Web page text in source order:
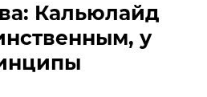
Кальюлайд
у